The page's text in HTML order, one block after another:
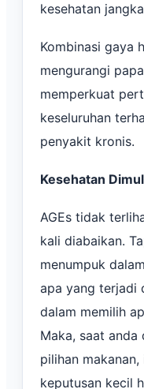
kesehatan
Kombinasi gaya
mengurangi
memperkuat
keseluruhan
penyakit kronis.
Kesehatan
AGEs tidak
kali diabaikan.
menumpuk
apa yang terjadi
dalam memilih
Maka, saat
pilihan
keputusan kecil